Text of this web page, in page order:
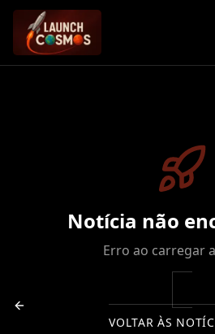
Notícia não
Erro ao carregar
VOLTAR ÀS